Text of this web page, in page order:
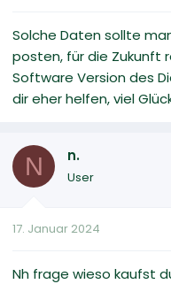
Solche Daten sollte
posten, für die Zukunft
Software Version des
dir eher helfen, viel
N n.
User
17. Januar 2024
Nh frage wieso kaufst